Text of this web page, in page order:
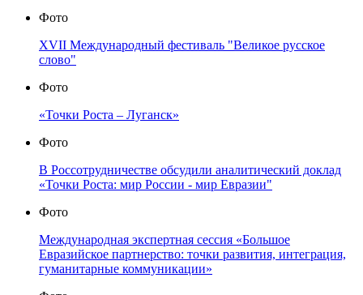
Фото
XVII Международный фестиваль "Великое русское
слово"
Фото
«Точки Роста – Луганск»
Фото
В Россотрудничестве обсудили аналитический доклад
«Точки Роста: мир России - мир Евразии"
Фото
Международная экспертная сессия «Большое
Евразийское партнерство: точки развития, интеграция,
гуманитарные коммуникации»